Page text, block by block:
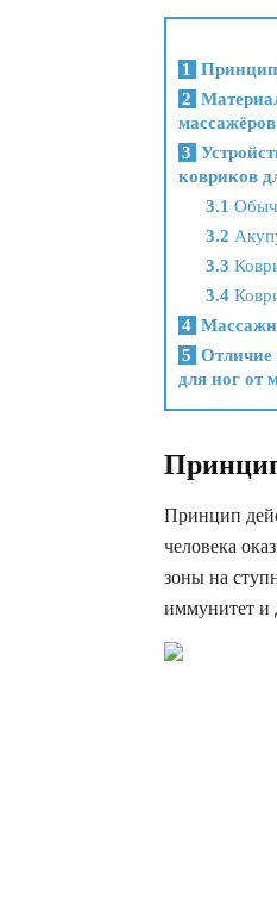
1
Принцип
2
3
ковриков
3.1
3.2
3.3
3.4
4
5 Отличие
для ног от
Принцип
человека
зоны на
иммунитет и